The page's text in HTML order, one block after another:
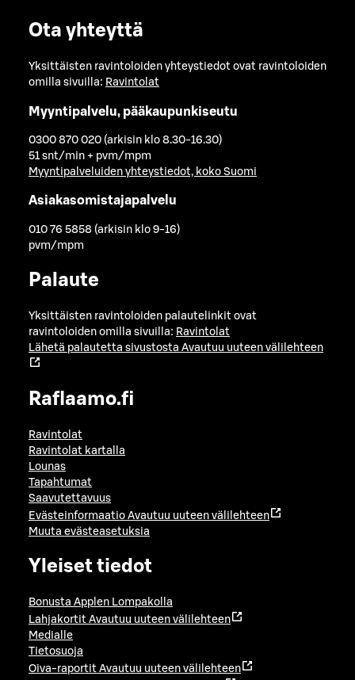
Ota yhteyttä
Yksittäisten ravintoloiden yhteystiedot ovat ravintoloiden
omilla sivuilla: Ravintolat
Myyntipalvelu, pääkaupunkiseutu
0300 870 020 (arkisin klo 8.30-16.30)
51 snt/min + pvm/mpm
Myyntipalveluiden yhteystiedot, koko Suomi
Asiakasomistajapalvelu
010 76 5858 (arkisin klo 9-16)
pvm/mpm
Palaute
Yksittäisten ravintoloiden palautelinkit ovat
ravintoloiden omilla sivuilla: Ravintolat
Lähetä palautetta sivustosta Avautuu uuteen välilehteen
Raflaamo.fi
Ravintolat
Ravintolat kartalla
Lounas
Tapahtumat
Saavutettavuus
Evästeinformaatio Avautuu uuteen välilehteen
Muuta evästeasetuksia
Yleiset tiedot
Bonusta Applen Lompakolla
Lahjakortit Avautuu uuteen välilehteen
Medialle
Tietosuoja
Oiva-raportit Avautuu uuteen välilehteen